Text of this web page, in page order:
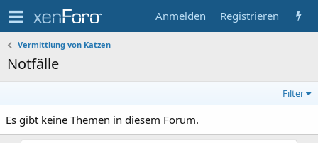
Anmelden Registrieren
Vermittlung von Katzen
Notfälle
Filter
Es gibt keine Themen in diesem Forum.